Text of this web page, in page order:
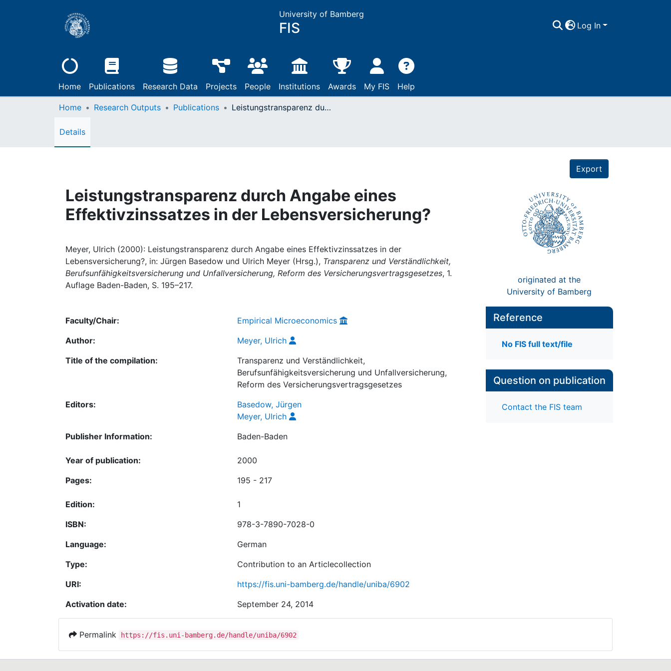
University of Bamberg
FIS Log In
Home Publications Research Data Projects People Institutions Awards My FIS Help
Home Research Outputs Publications Leistungstransparenz durch Angabe eines Effektivzinssatzes in der Lebensversicherung?
Details
Export
Leistungstransparenz durch Angabe eines
Effektivzinssatzes in der Lebensversicherung?
Meyer, Ulrich (2000): Leistungstransparenz durch Angabe eines Effektivzinssatzes in der
Lebensversicherung?, in: Jürgen Basedow und Ulrich Meyer (Hrsg.), Transparenz und Verständlichkeit,
Berufsunfähigkeitsversicherung und Unfallversicherung, Reform des Versicherungsvertragsgesetzes, 1.
Auflage Baden-Baden, S. 195–217.
originated at the
University of Bamberg
Faculty/Chair:
Empirical Microeconomics
Author:
Meyer, Ulrich
Title of the compilation:
Transparenz und Verständlichkeit,
Berufsunfähigkeitsversicherung und Unfallversicherung,
Reform des Versicherungsvertragsgesetzes
Editors:
Basedow, Jürgen
Meyer, Ulrich
Publisher Information:
Baden-Baden
Year of publication:
2000
Pages:
195 - 217
Edition:
1
ISBN:
978-3-7890-7028-0
Language:
German
Type:
Contribution to an Articlecollection
URI:
https://fis.uni-bamberg.de/handle/uniba/6902
Activation date:
September 24, 2014
Reference
No FIS full text/file
Question on publication
Contact the FIS team
Permalink https://fis.uni-bamberg.de/handle/uniba/6902